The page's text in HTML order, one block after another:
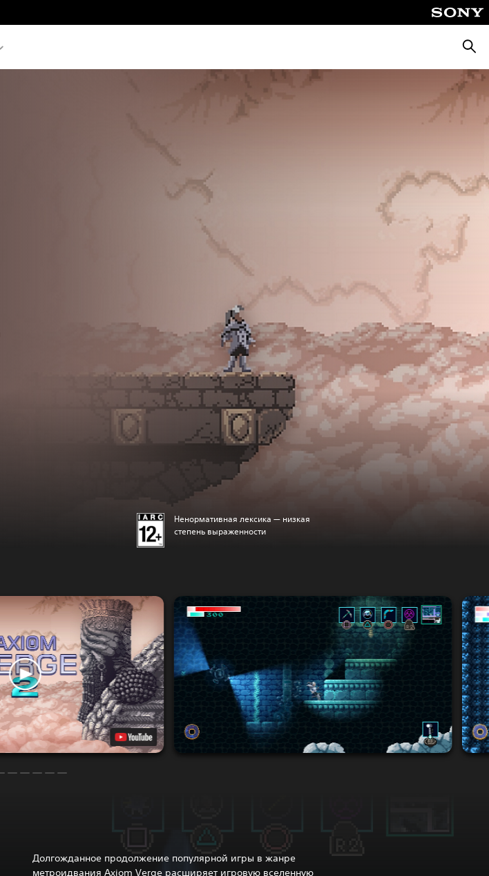
Ненормативная лексика — низкая
степень выраженности
Долгожданное продолжение популярной игры в жанре
метроидвания Axiom Verge расширяет игровую вселенную